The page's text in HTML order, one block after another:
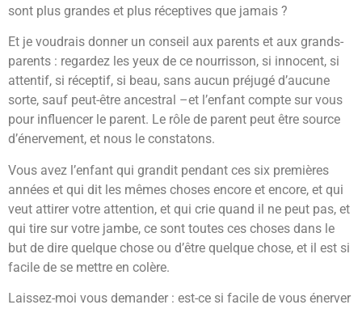
sont plus grandes et plus réceptives que jamais ?
Et je voudrais donner un conseil aux parents et aux grands-
parents : regardez les yeux de ce nourrisson, si innocent, si
attentif, si réceptif, si beau, sans aucun préjugé d’aucune
sorte, sauf peut-être ancestral –et l’enfant compte sur vous
pour influencer le parent. Le rôle de parent peut être source
d’énervement, et nous le constatons.
Vous avez l’enfant qui grandit pendant ces six premières
années et qui dit les mêmes choses encore et encore, et qui
veut attirer votre attention, et qui crie quand il ne peut pas, et
qui tire sur votre jambe, ce sont toutes ces choses dans le
but de dire quelque chose ou d’être quelque chose, et il est si
facile de se mettre en colère.
Laissez-moi vous demander : est-ce si facile de vous énerver